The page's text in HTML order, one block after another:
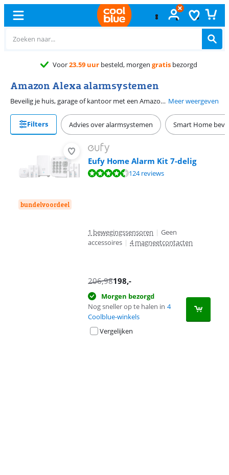
Amazon Alexa alarmsystemen
Beveilig je huis, garage of kantoor met een Amazon Alexa compatibel alarmsysteem en je bedient jouw alarm met je stem. Vraag bijvoorbeeld aan Alexa of ze bij thuiskomst het alarm uitschakelt en activeer het weer als je vertrekt. Je doet dat alles zonder codes in te voeren of een smartphone app te gebruiken. Meer weergeven
Filters Advies over alarmsystemen Smart Home
bundelvoordeel
Eufy Home Alarm Kit 7-delig
Beoordeling is 8,7 van de 10, gebaseerd op 124 reviews.
124 reviews
1 bewegingssensoren | Geen
accessoires | 4 magneetcontacten
206,98198,-
Morgen bezorgd
Nog sneller op te halen in 4
Coolblue-winkels
Vergelijken